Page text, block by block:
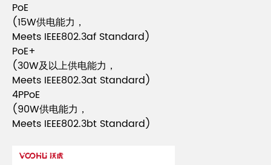
PoE
(15W供电能力，
Meets IEEE802.3af Standard)
PoE+
(30W及以上供电能力，
Meets IEEE802.3at Standard)
4PPoE
(90W供电能力，
Meets IEEE802.3bt Standard)